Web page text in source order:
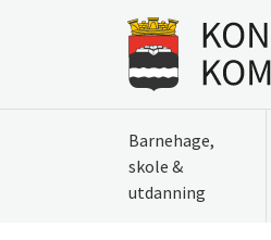
Gå til forsiden
Barnehage,
skole &
utdanning